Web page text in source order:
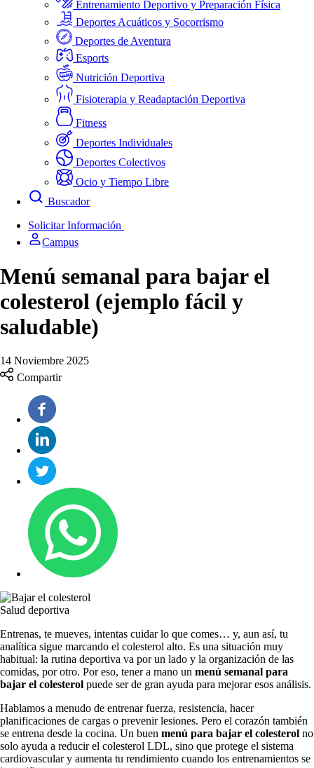
Entrenamiento Deportivo y Preparación Física
Deportes Acuáticos y Socorrismo
Deportes de Aventura
Esports
Nutrición Deportiva
Fisioterapia y Readaptación Deportiva
Fitness
Deportes Individuales
Deportes Colectivos
Ocio y Tiempo Libre
Buscador
Solicitar Información
Campus
Menú semanal para bajar el
colesterol (ejemplo fácil y
saludable)
14 Noviembre 2025
Compartir
Salud deportiva
Entrenas, te mueves, intentas cuidar lo que comes… y, aun así, tu
analítica sigue marcando el colesterol alto. Es una situación muy
habitual: la rutina deportiva va por un lado y la organización de las
comidas, por otro. Por eso, tener a mano un menú semanal para
bajar el colesterol puede ser de gran ayuda para mejorar esos análisis.
Hablamos a menudo de entrenar fuerza, resistencia, hacer
planificaciones de cargas o prevenir lesiones. Pero el corazón también
se entrena desde la cocina. Un buen menú para bajar el colesterol no
solo ayuda a reducir el colesterol LDL, sino que protege el sistema
cardiovascular y aumenta tu rendimiento cuando los entrenamientos se